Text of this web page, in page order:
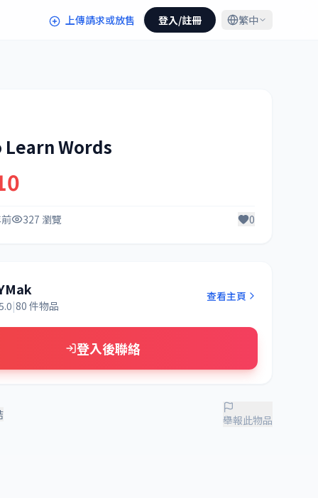
上傳請求或放售 登入/註冊 繁中
Learn Words
327 瀏覽 0
|80 件物品
查看主頁
登入後聯絡
舉報此物品